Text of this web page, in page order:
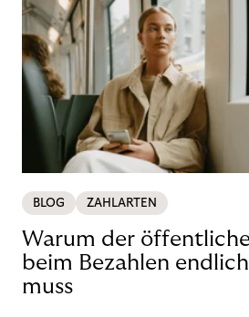
BLOG ZAHLARTEN
Warum der
beim Bezahlen
muss